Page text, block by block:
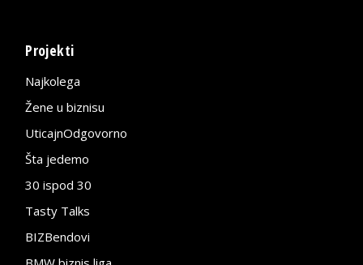
Projekti
Najkolega
Žene u biznisu
UticajnOdgovorno
Šta jedemo
30 ispod 30
Tasty Talks
BIZBendovi